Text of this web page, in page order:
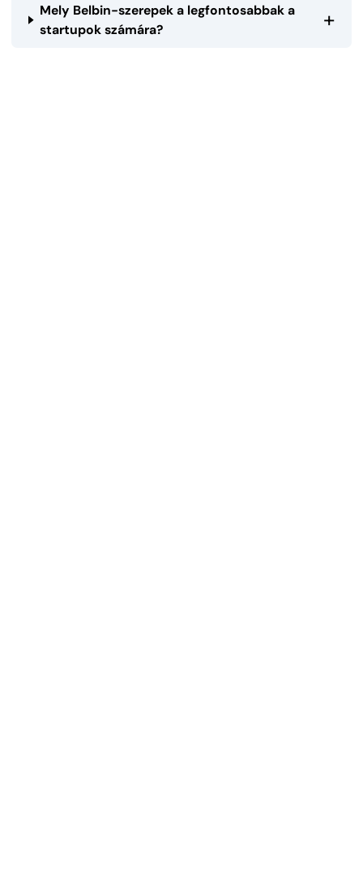
Mely Belbin-szerepek a legfontosabbak a
startupok számára?
+